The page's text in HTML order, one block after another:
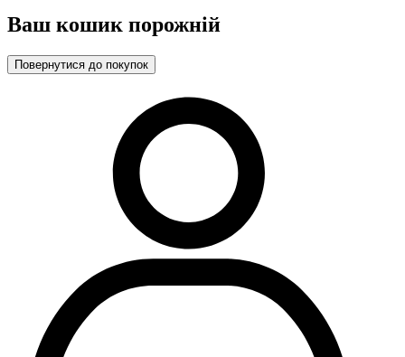
Ваш кошик порожній
Повернутися до покупок